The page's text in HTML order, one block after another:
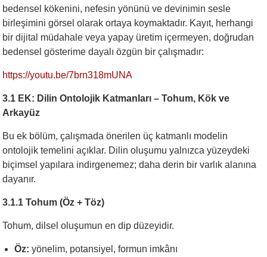
bedensel kökenini, nefesin yönünü ve devinimin sesle
birleşimini görsel olarak ortaya koymaktadır. Kayıt, herhangi
bir dijital müdahale veya yapay üretim içermeyen, doğrudan
bedensel gösterime dayalı özgün bir çalışmadır:
https://youtu.be/7brn318mUNA
3.1 EK: Dilin Ontolojik Katmanları – Tohum, Kök ve
Arkayüz
Bu ek bölüm, çalışmada önerilen üç katmanlı modelin
ontolojik temelini açıklar. Dilin oluşumu yalnızca yüzeydeki
biçimsel yapılara indirgenemez; daha derin bir varlık alanına
dayanır.
3.1.1 Tohum (Öz + Töz)
Tohum, dilsel oluşumun en dip düzeyidir.
Öz: yönelim, potansiyel, formun imkânı